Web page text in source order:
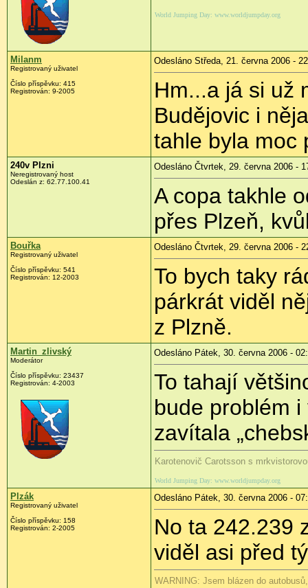
World Jumping Day: www.worldjumpday.org
Milanm
Registrovaný uživatel
Číslo příspěvku: 415
Registrován: 9-2005
Odesláno Středa, 21. června 2006 -
Hm...a já si už
Budějovic i
tahle byla moc
240v Plzni
Neregistrovaný host
Odeslán z: 62.77.100.41
Odesláno Čtvrtek, 29. června 2006 -
A copa takhle
přes Plzeň,
Bouřka
Registrovaný uživatel
Číslo příspěvku: 541
Registrován: 12-2003
Odesláno Čtvrtek, 29. června 2006 -
To bych taky
párkrát viděl
z Plzně.
Martin_zlivský
Moderátor
Číslo příspěvku: 23437
Registrován: 4-2003
Odesláno Pátek, 30. června 2006 -
To tahají
bude problém
zavítala
Karotenovič Carotsson s
World Jumping Day: www.worldjumpday.org
Plzák
Registrovaný uživatel
Číslo příspěvku: 158
Registrován: 2-2005
Odesláno Pátek, 30. června 2006 -
No ta 242.239
viděl asi před
WARNING: Jsem blázen do